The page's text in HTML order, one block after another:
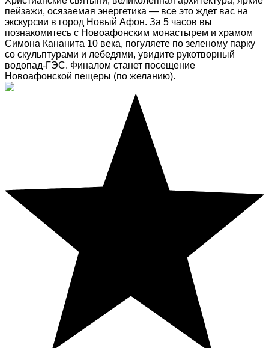
пейзажи, осязаемая энергетика — все это ждет вас на
экскурсии в город Новый Афон. За 5 часов вы
познакомитесь с Новоафонским монастырем и храмом
Симона Кананита 10 века, погуляете по зеленому парку
со скульптурами и лебедями, увидите рукотворный
водопад-ГЭС. Финалом станет посещение
Новоафонской пещеры (по желанию).